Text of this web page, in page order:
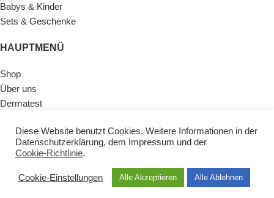
Babys & Kinder
Sets & Geschenke
HAUPTMENÜ
Shop
Über uns
Dermatest
Inhaltsstoffe
Kontakt
SOLUTIONS.
Diese Website benutzt Cookies. Weitere Informationen in der
Datenschutzerklärung, dem Impressum und der
Cookie-Richtlinie.
Cookie-Einstellungen Alle Akzeptieren Alle Ablehnen